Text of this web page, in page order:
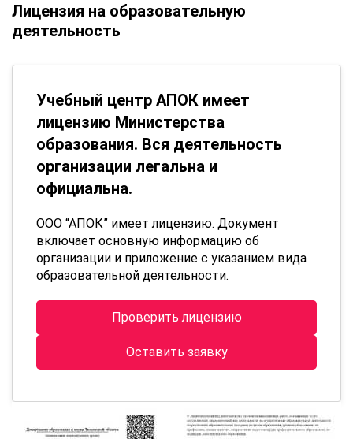
Лицензия на образовательную
деятельность
Учебный центр АПОК имеет
лицензию Министерства
образования. Вся деятельность
организации легальна и
официальна.
ООО “АПОК” имеет лицензию. Документ
включает основную информацию об
организации и приложение с указанием вида
образовательной деятельности.
Проверить лицензию
Оставить заявку